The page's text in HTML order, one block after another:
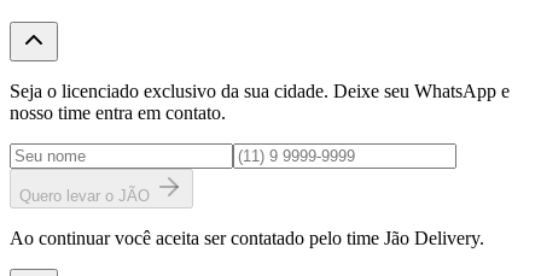
Seja o licenciado exclusivo da sua cidade. Deixe seu WhatsApp e
nosso time entra em contato.
Quero levar o JÃO
Ao continuar você aceita ser contatado pelo time Jão Delivery.